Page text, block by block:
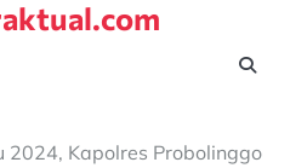
2024, Kapolres Probolinggo